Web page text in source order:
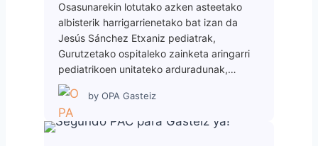
Osasunarekin lotutako azken asteetako
albisterik harrigarrienetako bat izan da
Jesús Sánchez Etxaniz pediatrak,
Gurutzetako ospitaleko zainketa aringarri
pediatrikoen unitateko arduradunak,…
by OPA Gasteiz